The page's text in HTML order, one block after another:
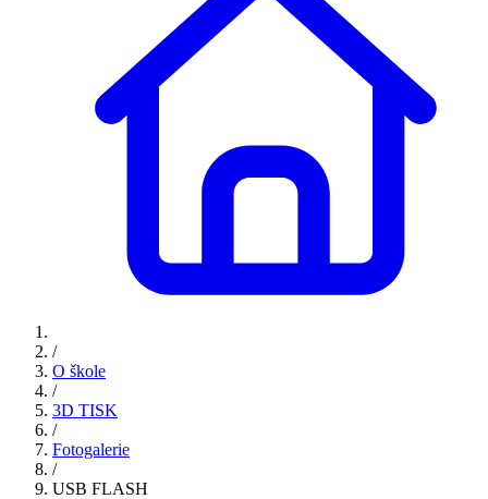
/
O škole
/
3D TISK
/
Fotogalerie
/
USB FLASH